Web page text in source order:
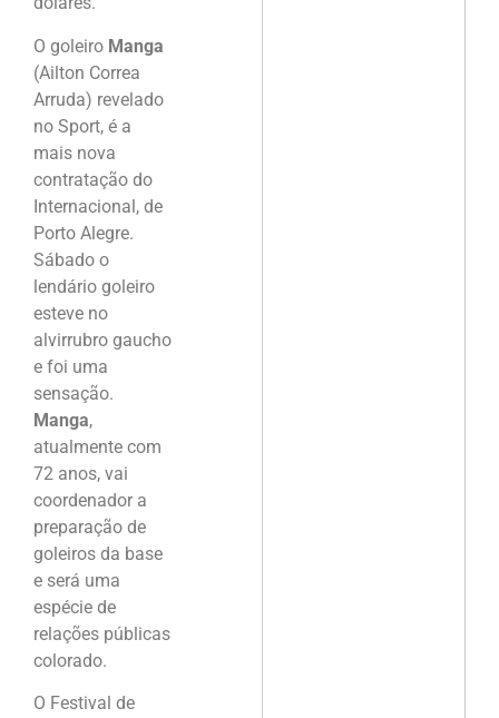
O goleiro Manga
(Ailton Correa
Arruda) revelado
no Sport, é a
mais nova
contratação do
Internacional, de
Porto Alegre.
Sábado o
lendário goleiro
esteve no
alvirrubro gaucho
e foi uma
sensação.
Manga,
atualmente com
72 anos, vai
coordenador a
preparação de
goleiros da base
e será uma
espécie de
relações públicas
colorado.
O Festival de